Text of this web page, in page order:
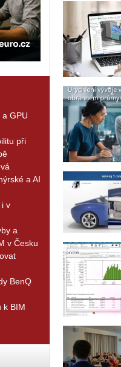
GPU
při
a AI
i v
a
v Česku
BenQ
k BIM